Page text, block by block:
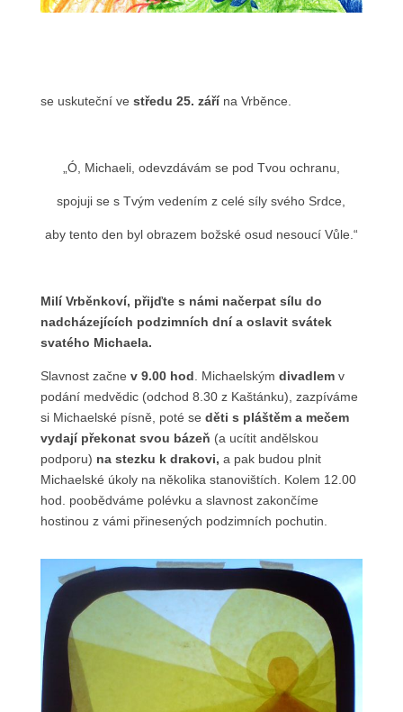
se uskuteční ve středu 25. zářína Vrběnce.
„Ó, Michaeli, odevzdávám se pod Tvou ochranu,
spojuji se s Tvým vedením z celé síly svého Srdce,
aby tento den byl obrazem božské osud nesoucí Vůle.“
Milí Vrběnkoví, přijďte s námi načerpat sílu do
nadcházejících podzimních dní a oslavit svátek
svatého Michaela.
Slavnost začne v 9.00 hod . Michaelským divadlemv
podání medvědic (odchod 8.30 z Kaštánku), zazpíváme
si Michaelské písně, poté se děti s pláštěm a mečem
vydají překonat svou bázeň (a ucítit andělskou
podporu) na stezku k drakovi, a pak budou plnit
Michaelské úkoly na několika stanovištích. Kolem 12.00
hod. poobědváme polévku a slavnost zakončíme
hostinou z vámi přinesených podzimních pochutin.